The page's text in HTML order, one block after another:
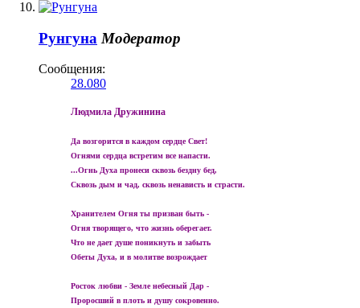
Рунгуна Модератор
Сообщения:
28.080
Людмила Дружинина
Да возгорится в каждом сердце Свет!
Огнями сердца встретим все напасти.
...Огнь Духа пронеси сквозь бездну бед,
Сквозь дым и чад, сквозь ненависть и страсти.
Хранителем Огня ты призван быть -
Огня творящего, что жизнь оберегает.
Что не дает душе поникнуть и забыть
Обеты Духа, и в молитве возрождает
Росток любви - Земле небесный Дар -
Проросший в плоть и душу сокровенно.